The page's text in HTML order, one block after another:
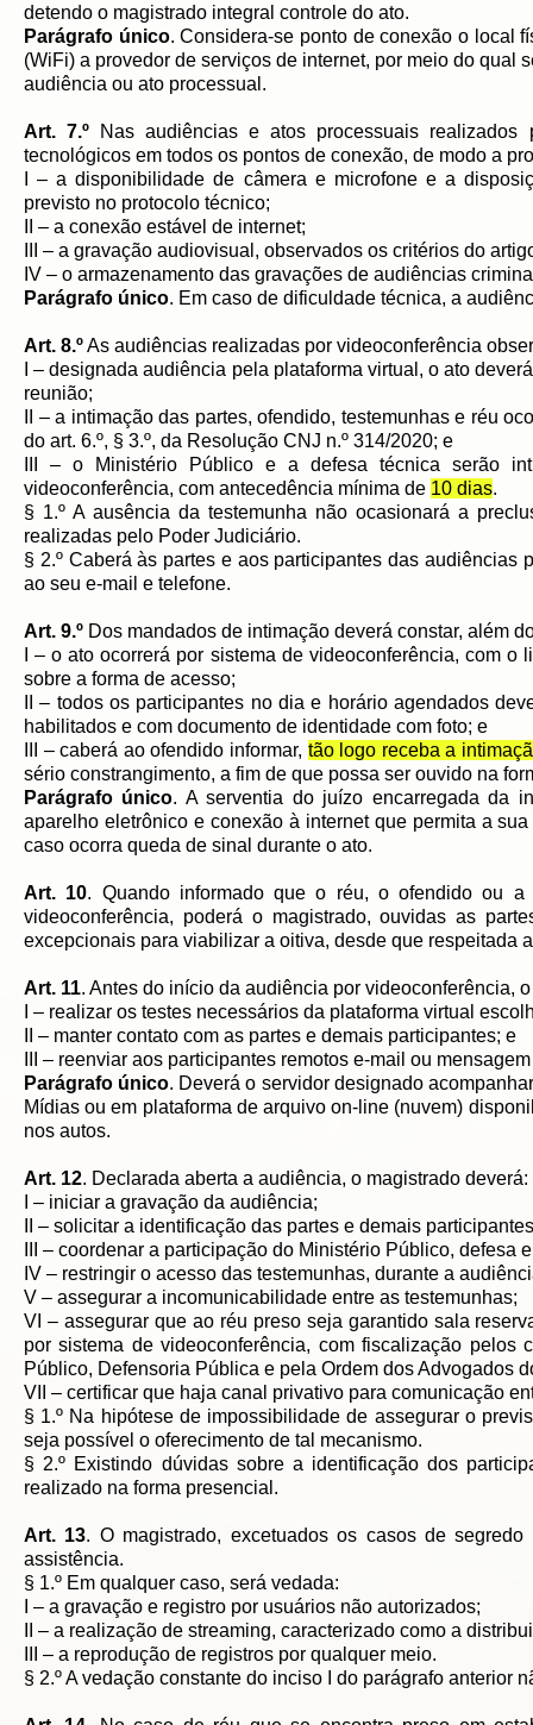
detendo o magistrado integral controle do ato.
Parágrafo único. Considera-se ponto de conexão o local
(WiFi) a provedor de serviços de internet, por meio do
audiência ou ato processual.
Art. 7.º Nas audiências e atos processuais
tecnológicos em todos os pontos de conexão, de modo a
I – a disponibilidade de câmera e microfone e a
previsto no protocolo técnico;
II – a conexão estável de internet;
III – a gravação audiovisual, observados os critérios do
IV – o armazenamento das gravações de audiências
Parágrafo único. Em caso de dificuldade técnica, a
Art. 8.ºAs audiências realizadas por videoconferência
I – designada audiência pela plataforma virtual, o ato
reunião;
II – a intimação das partes, ofendido, testemunhas e réu
do art. 6.º, § 3.º, da Resolução CNJ n.º 314/2020; e
III – o Ministério Público e a defesa técnica serão
videoconferência, com antecedência mínima de 10 dias.
§ 1.º A ausência da testemunha não ocasionará a
realizadas pelo Poder Judiciário.
§ 2.º Caberá às partes e aos participantes das
ao seu e-mail e telefone.
Art. 9.º Dos mandados de intimação deverá constar, além
I – o ato ocorrerá por sistema de videoconferência, com
sobre a forma de acesso;
II – todos os participantes no dia e horário agendados
habilitados e com documento de identidade com foto; e
III – caberá ao ofendido informar, tão logo receba a
sério constrangimento, a fim de que possa ser ouvido na
Parágrafo único. A serventia do juízo encarregada da
aparelho eletrônico e conexão à internet que permita a
caso ocorra queda de sinal durante o ato.
Art. 10. Quando informado que o réu, o ofendido ou a
videoconferência, poderá o magistrado, ouvidas as
excepcionais para viabilizar a oitiva, desde que respeitada
Art. 11. Antes do início da audiência por videoconferência,
I – realizar os testes necessários da plataforma virtual
II – manter contato com as partes e demais participantes; e
III – reenviar aos participantes remotos e-mail ou
Parágrafo único. Deverá o servidor designado
Mídias ou em plataforma de arquivo on-line (nuvem)
nos autos.
Art. 12. Declarada aberta a audiência, o magistrado deverá:
I – iniciar a gravação da audiência;
II – solicitar a identificação das partes e demais
III – coordenar a participação do Ministério Público,
IV – restringir o acesso das testemunhas, durante a
V – assegurar a incomunicabilidade entre as testemunhas;
VI – assegurar que ao réu preso seja garantido sala
por sistema de videoconferência, com fiscalização
Público, Defensoria Pública e pela Ordem dos Advogados
VII – certificar que haja canal privativo para comunicação
§ 1.º Na hipótese de impossibilidade de assegurar o
seja possível o oferecimento de tal mecanismo.
§ 2.º Existindo dúvidas sobre a identificação dos
realizado na forma presencial.
Art. 13. O magistrado, excetuados os casos de
assistência.
§ 1.º Em qualquer caso, será vedada:
I – a gravação e registro por usuários não autorizados;
II – a realização de streaming, caracterizado como a
III – a reprodução de registros por qualquer meio.
§ 2.º A vedação constante do inciso I do parágrafo anterior